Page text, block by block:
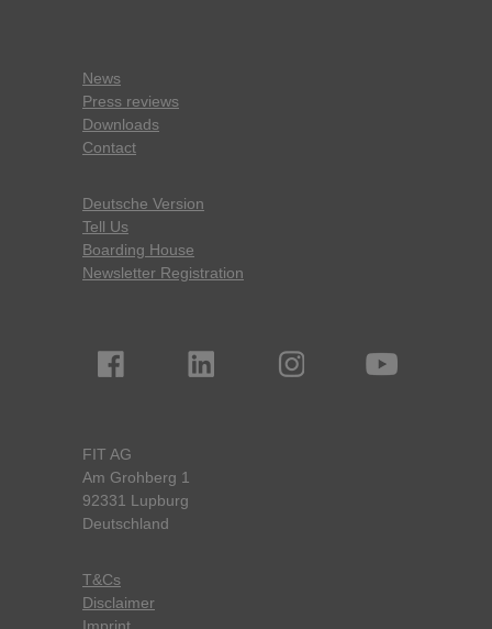
News
Press reviews
Downloads
Contact
Deutsche Version
Tell Us
Boarding House
Newsletter Registration
FIT AG
Am Grohberg 1
92331 Lupburg
Deutschland
T&Cs
Disclaimer